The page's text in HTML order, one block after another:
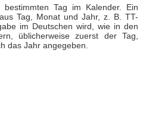
Tag im Kalender. Ein
Tag, Monat und Jahr, z. B. TT-
im Deutschen wird, wie in den
üblicherweise zuerst der Tag,
das Jahr angegeben.